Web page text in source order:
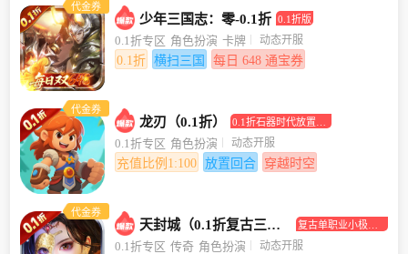
代金券
少年三国志：零-0.1折 0.1折版
0.1折专区 角色扮演 卡牌 动态开服
0.1折 横扫三国 每日 648 通宝券
代金券
龙刃（0.1折）
0.1折石器时代放置回
合挂机手游
0.1折专区 角色扮演 动态开服
充值比例1:100 放置回合 穿越时空
代金券
天封城（0.1折复古三职业）
复古单职业小极品
传奇手游
0.1折专区 传奇 角色扮演 动态开服